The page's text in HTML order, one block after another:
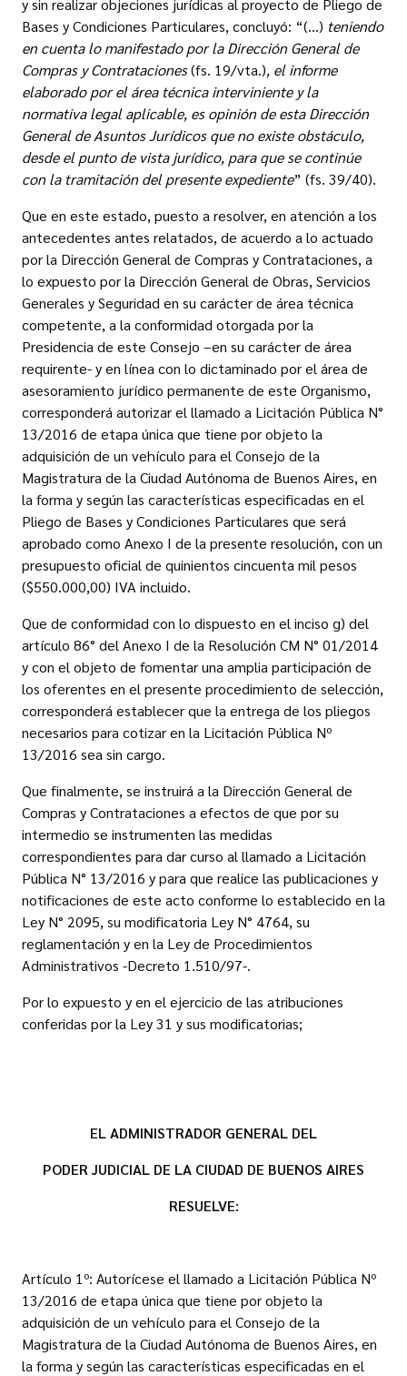
y sin realizar objeciones jurídicas al proyecto de Pliego de
Bases y Condiciones Particulares, concluyó: “(…) teniendo
en cuenta lo manifestado por la Dirección General de
Compras y Contrataciones(fs. 19/vta.), el informe
elaborado por el área técnica interviniente y la
normativa legal aplicable, es opinión de esta Dirección
General de Asuntos Jurídicos que no existe obstáculo,
desde el punto de vista jurídico, para que se continúe
con la tramitación del presente expediente” (fs. 39/40).
Que en este estado, puesto a resolver, en atención a los
antecedentes antes relatados, de acuerdo a lo actuado
por la Dirección General de Compras y Contrataciones, a
lo expuesto por la Dirección General de Obras, Servicios
Generales y Seguridad en su carácter de área técnica
competente, a la conformidad otorgada por la
Presidencia de este Consejo –en su carácter de área
requirente- y en línea con lo dictaminado por el área de
asesoramiento jurídico permanente de este Organismo,
corresponderá autorizar el llamado a Licitación Pública N°
13/2016 de etapa única que tiene por objeto la
adquisición de un vehículo para el Consejo de la
Magistratura de la Ciudad Autónoma de Buenos Aires, en
la forma y según las características especificadas en el
Pliego de Bases y Condiciones Particulares que será
aprobado como Anexo I de la presente resolución, con un
presupuesto oficial de quinientos cincuenta mil pesos
($550.000,00) IVA incluido.
Que de conformidad con lo dispuesto en el inciso g) del
artículo 86° del Anexo I de la Resolución CM N° 01/2014
y con el objeto de fomentar una amplia participación de
los oferentes en el presente procedimiento de selección,
corresponderá establecer que la entrega de los pliegos
necesarios para cotizar en la Licitación Pública Nº
13/2016 sea sin cargo.
Que finalmente, se instruirá a la Dirección General de
Compras y Contrataciones a efectos de que por su
intermedio se instrumenten las medidas
correspondientes para dar curso al llamado a Licitación
Pública N° 13/2016 y para que realice las publicaciones y
notificaciones de este acto conforme lo establecido en la
Ley N° 2095, su modificatoria Ley N° 4764, su
reglamentación y en la Ley de Procedimientos
Administrativos -Decreto 1.510/97-.
Por lo expuesto y en el ejercicio de las atribuciones
conferidas por la Ley 31 y sus modificatorias;
EL ADMINISTRADOR GENERAL DEL
PODER JUDICIAL DE LA CIUDAD DE BUENOS AIRES
RESUELVE:
Artículo 1º: Autorícese el llamado a Licitación Pública Nº
13/2016 de etapa única que tiene por objeto la
adquisición de un vehículo para el Consejo de la
Magistratura de la Ciudad Autónoma de Buenos Aires, en
la forma y según las características especificadas en el